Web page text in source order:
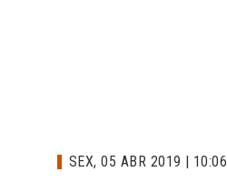
SEX, 05 ABR 2019 | 10:06